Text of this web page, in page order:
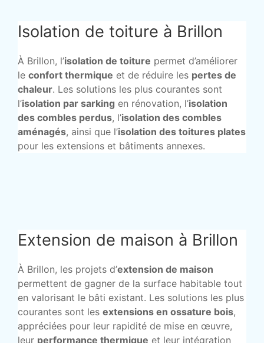
Isolation de toiture à Brillon
À Brillon, l’isolation de toiture permet d’améliorer
le confort thermique et de réduire les pertes de
chaleur. Les solutions les plus courantes sont
l’isolation par sarking en rénovation, l’isolation
des combles perdus, l’isolation des combles
aménagés, ainsi que l’isolation des toitures plates
pour les extensions et bâtiments annexes.
Extension de maison à Brillon
À Brillon, les projets d’extension de maison
permettent de gagner de la surface habitable tout
en valorisant le bâti existant. Les solutions les plus
courantes sont les extensions en ossature bois,
appréciées pour leur rapidité de mise en œuvre,
leur performance thermique et leur intégration